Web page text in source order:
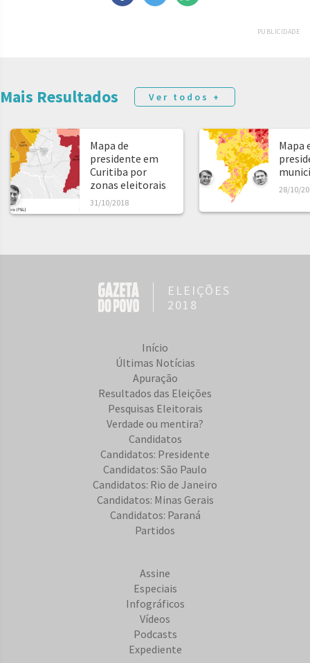
PUBLICIDADE
Mais Resultados Ver todos +
Mapa de
presidente em
Curitiba por
zonas eleitorais
31/10/2018
Mapa
28/10/
ELEIÇÕES
2018
Início
Últimas Notícias
Apuração
Resultados das Eleições
Pesquisas Eleitorais
Verdade ou mentira?
Candidatos
Candidatos: Presidente
Candidatos: São Paulo
Candidatos: Rio de Janeiro
Candidatos: Minas Gerais
Candidatos: Paraná
Partidos
Assine
Especiais
Infográficos
Vídeos
Podcasts
Expediente